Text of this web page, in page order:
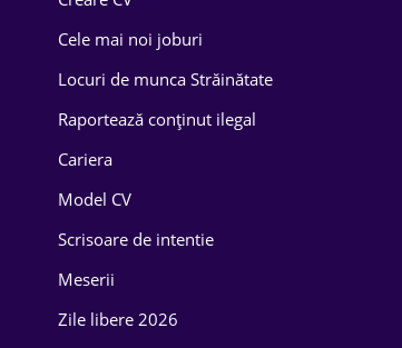
Drept
Educație / Training
Energetică
Farma
Cele mai noi joburi
Locuri de munca Străinătate
Raportează conținut ilegal
Cariera
Model CV
Scrisoare de intentie
Meserii
Zile libere 2026